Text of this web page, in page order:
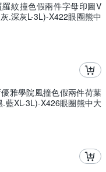
紋撞色假兩件字母印圖V
.深灰L-3L)-X422眼圈熊中
雅學院風撞色假兩件荷葉
藍XL-3L)-X426眼圈熊中大